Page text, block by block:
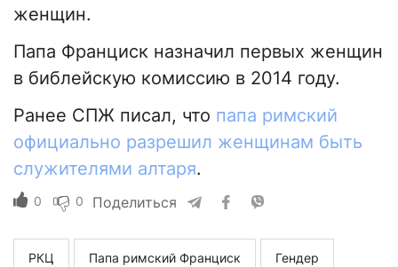
женщин.
Папа Франциск назначил первых женщин
в библейскую комиссию в 2014 году.
Ранее СПЖ писал, что папа римский
официально разрешил женщинам быть
служителями алтаря.
0 0 Поделиться
РКЦ Папа римский Франциск Гендер